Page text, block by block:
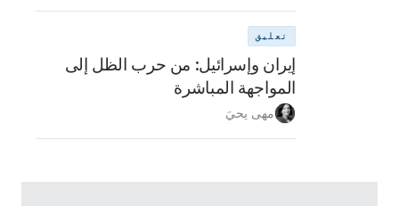
تعليق
إيران وإسرائيل: من حرب الظل إلى
المواجهة المباشرة
مهى يحيَ